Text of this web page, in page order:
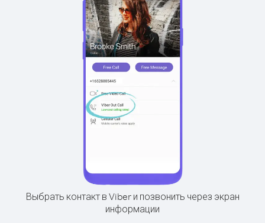
Выбрать контакт в Viber и позвонить через экран
информации